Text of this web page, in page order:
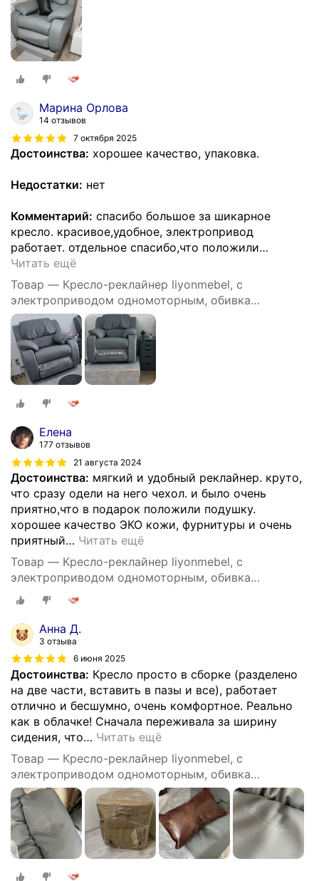
Марина Орлова
14 отзывов
7 октября 2025
Достоинства: хорошее качество, упаковка.
Недостатки: нет
Комментарий: спасибо большое за шикарное
кресло. красивое,удобное, электропривод
работает. отдельное спасибо,что положили…
Читать ещё
Товар — Кресло-реклайнер liyonmebel, с
электроприводом одномоторным, обивка
искусственная кожа, цвет серый
Елена
177 отзывов
21 августа 2024
Достоинства: мягкий и удобный реклайнер. круто,
что сразу одели на него чехол. и было очень
приятно,что в подарок положили подушку.
хорошее качество ЭКО кожи, фурнитуры и очень
приятный… Читать ещё
Товар — Кресло-реклайнер liyonmebel, с
электроприводом одномоторным, обивка
искусственная кожа, цвет серый
Анна Д.
3 отзыва
6 июня 2025
Достоинства: Кресло просто в сборке (разделено
на две части, вставить в пазы и все), работает
отлично и бесшумно, очень комфортное. Реально
как в облачке! Сначала переживала за ширину
сидения, что… Читать ещё
Товар — Кресло-реклайнер liyonmebel, с
электроприводом одномоторным, обивка
искусственная кожа, цвет серый